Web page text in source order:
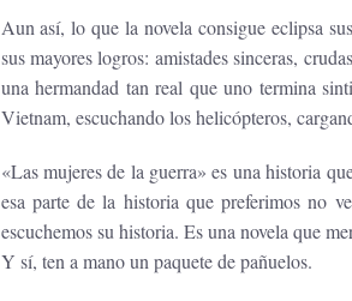
Aun así, lo que la novela consigue eclipsa
sus mayores logros: amistades sinceras,
una hermandad tan real que uno termina
Vietnam, escuchando los helicópteros,
«Las mujeres de la guerra» es una historia
esa parte de la historia que preferimos no
escuchemos su historia. Es una novela que
Y sí, ten a mano un paquete de pañuelos.